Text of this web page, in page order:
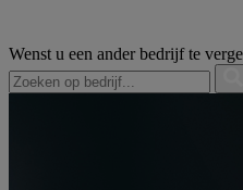
Wenst u een ander bedrijf te